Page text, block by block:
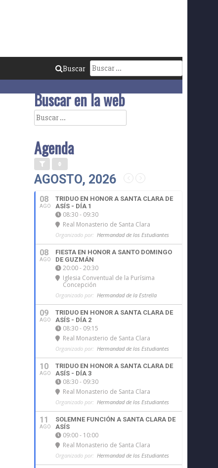
Buscar:
Buscar
Buscar en la web
Buscar:
Agenda
AGOSTO, 2026
08
AGO
TRIDUO EN HONOR A SANTA CLARA DE
ASÍS - DÍA 1
08:30 - 09:30
Real Monasterio de Santa Clara
Organizado por: Hermandad de los Estudiantes
08
AGO
FIESTA EN HONOR A SANTO DOMINGO
DE GUZMÁN
20:00 - 20:30
Iglesia Conventual de la Purísima
Concepción
Organizado por: Hermandad de la Estrella
09
AGO
TRIDUO EN HONOR A SANTA CLARA DE
ASÍS - DÍA 2
08:30 - 09:15
Real Monasterio de Santa Clara
Organizado por: Hermandad de los Estudiantes
10
AGO
TRIDUO EN HONOR A SANTA CLARA DE
ASÍS - DÍA 3
08:30 - 09:30
Real Monasterio de Santa Clara
Organizado por: Hermandad de los Estudiantes
11
AGO
SOLEMNE FUNCIÓN A SANTA CLARA DE
ASÍS
09:00 - 10:00
Real Monasterio de Santa Clara
Organizado por: Hermandad de los Estudiantes